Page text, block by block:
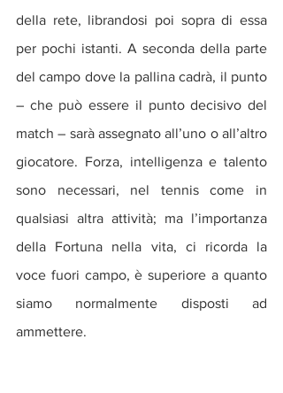
della rete, librandosi poi sopra di essa
per pochi istanti. A seconda della parte
del campo dove la pallina cadrà, il punto
– che può essere il punto decisivo del
match – sarà assegnato all’uno o all’altro
giocatore. Forza, intelligenza e talento
sono necessari, nel tennis come in
qualsiasi altra attività; ma l’importanza
della Fortuna nella vita, ci ricorda la
voce fuori campo, è superiore a quanto
siamo normalmente disposti ad
ammettere.